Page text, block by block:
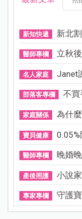
新知快遞 新北
醫師專欄 立秋
名人家庭 Janet
部落客專欄 不買
家庭關係 為什
寶貝健康
醫師專欄 晚婚
產後照護 小說
專家專欄 守護